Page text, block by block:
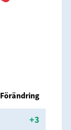
Förändring
+3